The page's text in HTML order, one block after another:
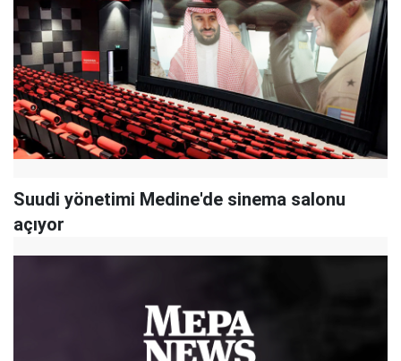
Suudi yönetimi Medine'de sinema salonu
açıyor